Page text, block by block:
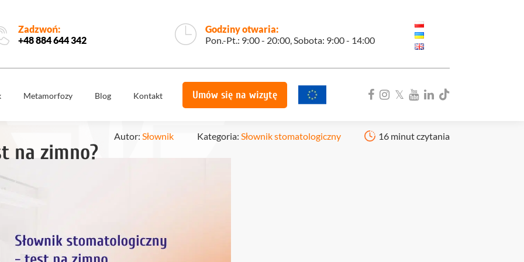
Zadzwoń:
+48 884 644 342
Godziny otwaria:
Pon.-Pt.: 9:00 - 20:00, Sobota: 9:00 - 14:00
Implantologia Implantoprotetyka
Ortodoncja
protetyczne
Metamorfozy Blog Kontakt Umów się na wizytę
na zimno?
Autor: Słownik Kategoria: Słownik stomatologiczny 16 minut czytania